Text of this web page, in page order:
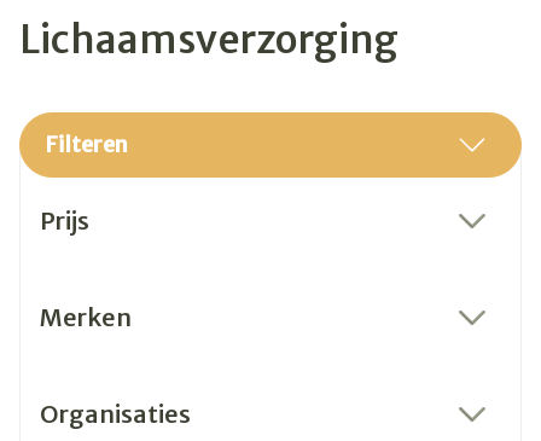
Lichaamsverzorging
Filteren
Prijs
Merken
Organisaties